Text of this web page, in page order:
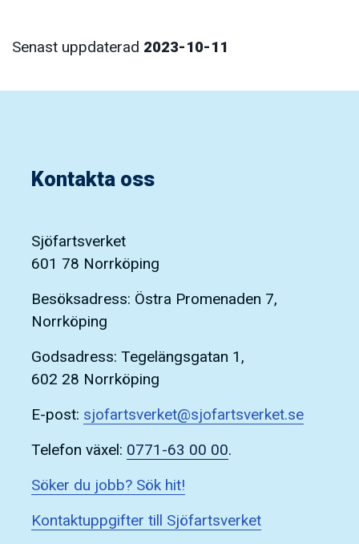
Senast uppdaterad 2023-10-11
Kontakta oss
Sjöfartsverket
601 78 Norrköping
Besöksadress: Östra Promenaden 7,
Norrköping
Godsadress: Tegelängsgatan 1,
602 28 Norrköping
E-post: sjofartsverket@sjofartsverket.se
Telefon växel: 0771-63 00 00.
Söker du jobb? Sök hit!
Kontaktuppgifter till Sjöfartsverket